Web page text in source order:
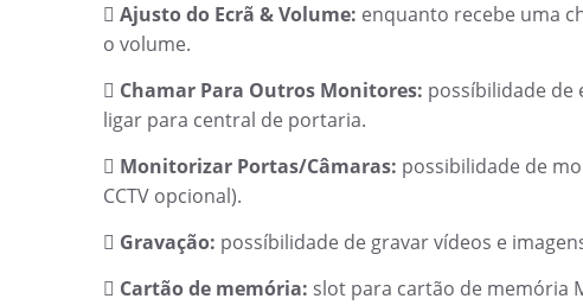
 Ajusto do Ecrã & Volume: enquanto recebe uma
o volume.
 Chamar Para Outros Monitores: possíbilidade de
ligar para central de portaria.
 Monitorizar Portas/Câmaras: possibilidade de
CCTV opcional).
 Gravação: possíbilidade de gravar vídeos e
 Cartão de memória: slot para cartão de memória